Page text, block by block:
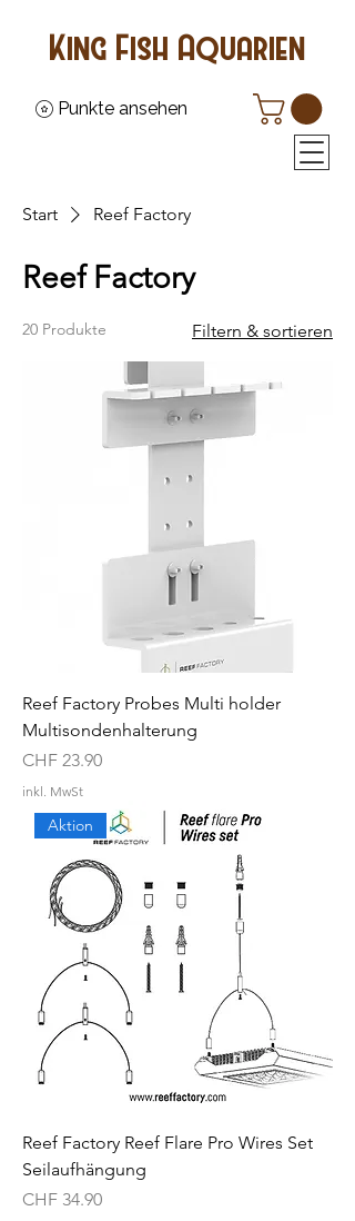
Punkte ansehen
King Fish Aquarien
Start Reef Factory
Reef Factory
20 Produkte Filtern & sortieren
Reef Factory Probes Multi holder
Multisondenhalterung
Preis
CHF 23.90
inkl. MwSt
Aktion
Reef Factory Reef Flare Pro Wires Set
Seilaufhängung
Preis
CHF 34.90